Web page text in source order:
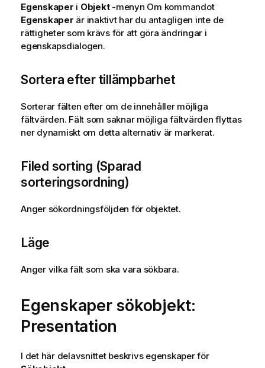
Egenskaper i Objekt-menyn Om kommandot
Egenskaper är inaktivt har du antagligen inte de
rättigheter som krävs för att göra ändringar i
egenskapsdialogen.
Sortera efter tillämpbarhet
Sorterar fälten efter om de innehåller möjliga
fältvärden. Fält som saknar möjliga fältvärden flyttas
ner dynamiskt om detta alternativ är markerat.
Filed sorting (Sparad
sorteringsordning)
Anger sökordningsföljden för objektet.
Läge
Anger vilka fält som ska vara sökbara.
Egenskaper sökobjekt:
Presentation
I det här delavsnittet beskrivs egenskaper för